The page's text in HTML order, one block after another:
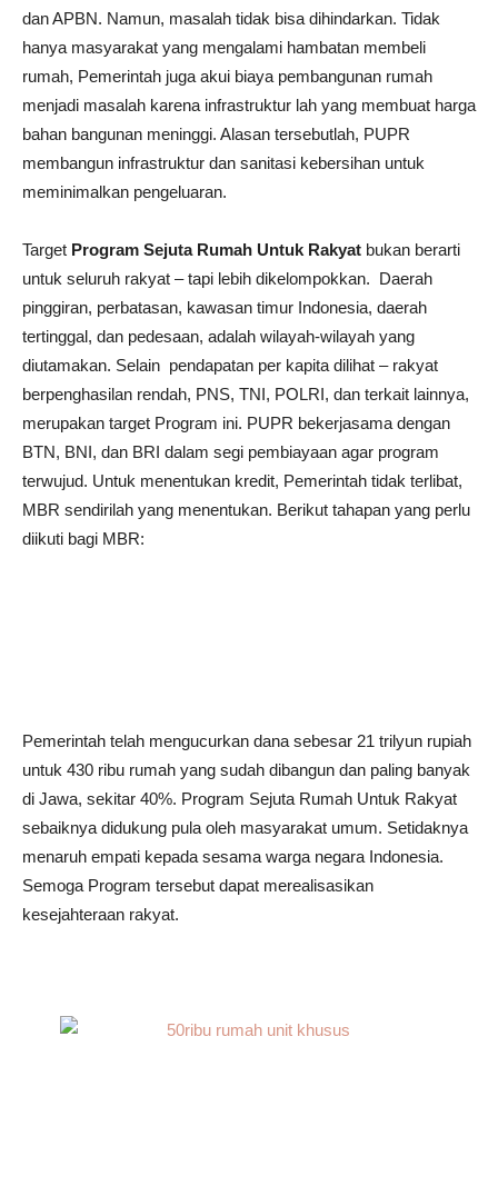
dan APBN. Namun, masalah tidak bisa dihindarkan. Tidak
hanya masyarakat yang mengalami hambatan membeli
rumah, Pemerintah juga akui biaya pembangunan rumah
menjadi masalah karena infrastruktur lah yang membuat harga
bahan bangunan meninggi. Alasan tersebutlah, PUPR
membangun infrastruktur dan sanitasi kebersihan untuk
meminimalkan pengeluaran.
Target Program Sejuta Rumah Untuk Rakyat bukan berarti
untuk seluruh rakyat – tapi lebih dikelompokkan. Daerah
pinggiran, perbatasan, kawasan timur Indonesia, daerah
tertinggal, dan pedesaan, adalah wilayah-wilayah yang
diutamakan. Selain pendapatan per kapita dilihat – rakyat
berpenghasilan rendah, PNS, TNI, POLRI, dan terkait lainnya,
merupakan target Program ini. PUPR bekerjasama dengan
BTN, BNI, dan BRI dalam segi pembiayaan agar program
terwujud. Untuk menentukan kredit, Pemerintah tidak terlibat,
MBR sendirilah yang menentukan. Berikut tahapan yang perlu
diikuti bagi MBR:
Pemerintah telah mengucurkan dana sebesar 21 trilyun rupiah
untuk 430 ribu rumah yang sudah dibangun dan paling banyak
di Jawa, sekitar 40%. Program Sejuta Rumah Untuk Rakyat
sebaiknya didukung pula oleh masyarakat umum. Setidaknya
menaruh empati kepada sesama warga negara Indonesia.
Semoga Program tersebut dapat merealisasikan
kesejahteraan rakyat.